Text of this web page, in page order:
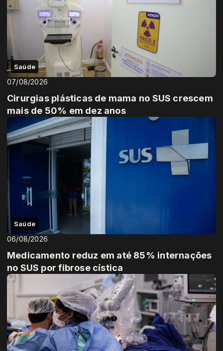
Saúde
07/08/2026
Cirurgias plásticas de mama no SUS crescem
mais de 50% em dez anos
Saúde
06/08/2026
Medicamento reduz em até 85% internações
no SUS por fibrose cística